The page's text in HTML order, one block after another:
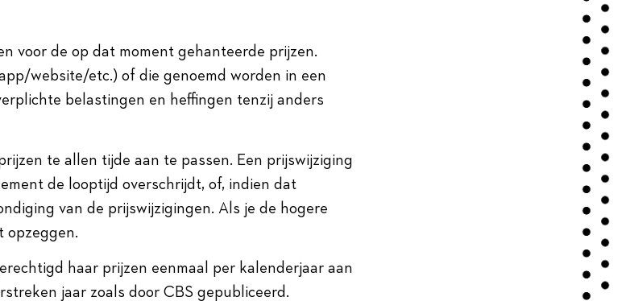
voor de op dat moment gehanteerde prijzen.
website/etc.) of die genoemd worden in een
belastingen en heffingen tenzij anders
te allen tijde aan te passen. Een prijswijziging
de looptijd overschrijdt, of, indien dat
van de prijswijzigingen. Als je de hogere
opzeggen.
haar prijzen eenmaal per kalenderjaar aan
jaar zoals door CBS gepubliceerd.